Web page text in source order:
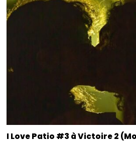
I Love Patio #3 à Victoire 2